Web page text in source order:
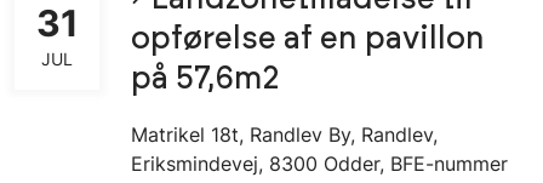
opførelse af en pavillon
på 57,6m2
31
JUL
Matrikel 18t, Randlev By, Randlev,
Eriksmindevej, 8300 Odder, BFE-nummer